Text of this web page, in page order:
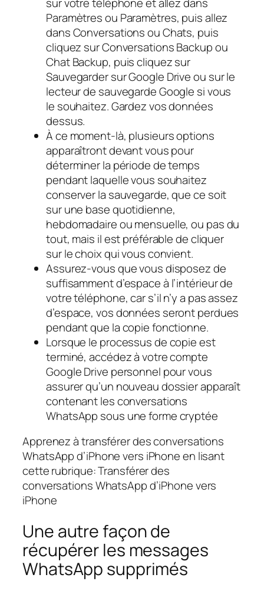
Paramètres ou Paramètres, puis allez
dans Conversations ou Chats, puis
cliquez sur Conversations Backup ou
Chat Backup, puis cliquez sur
Sauvegarder sur Google Drive ou sur le
lecteur de sauvegarde Google si vous
le souhaitez. Gardez vos données
dessus.
À ce moment-là, plusieurs options
apparaîtront devant vous pour
déterminer la période de temps
pendant laquelle vous souhaitez
conserver la sauvegarde, que ce soit
sur une base quotidienne,
hebdomadaire ou mensuelle, ou pas du
tout, mais il est préférable de cliquer
sur le choix qui vous convient.
Assurez-vous que vous disposez de
suffisamment d’espace à l’intérieur de
votre téléphone, car s’il n’y a pas assez
d’espace, vos données seront perdues
pendant que la copie fonctionne.
Lorsque le processus de copie est
terminé, accédez à votre compte
Google Drive personnel pour vous
assurer qu’un nouveau dossier apparaît
contenant les conversations
WhatsApp sous une forme cryptée
Apprenez à transférer des conversations
WhatsApp d’iPhone vers iPhone en lisant
cette rubrique: Transférer des
conversations WhatsApp d’iPhone vers
iPhone
Une autre façon de
récupérer les messages
WhatsApp supprimés